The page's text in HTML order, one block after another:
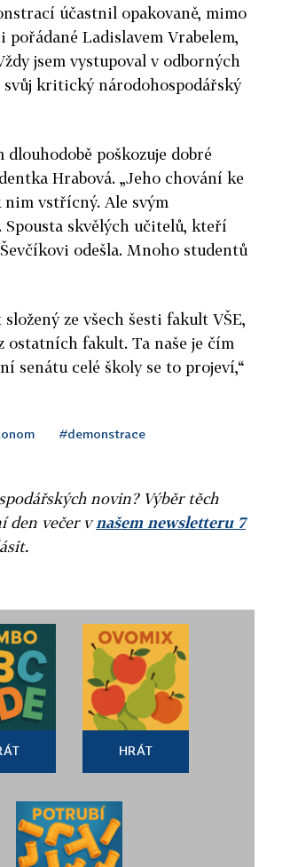
účastnil opakovaně, mimo
Ladislavem Vrabelem,
jsem vystupoval v odborných
svůj kritický národohospodářský
poškozuje dobré
Hrabová. „Jeho chování ke
nim vstřícný. Ale svým
Spousta skvělých učitelů, kteří
odešla. Mnoho studentů
ze všech šesti fakult VŠE,
ostatních fakult. Ta naše je čím
senátu celé školy se to projeví,“
#demonstrace
novin? Výběr těch
den večer vnašem newsletteru 7
HRÁT